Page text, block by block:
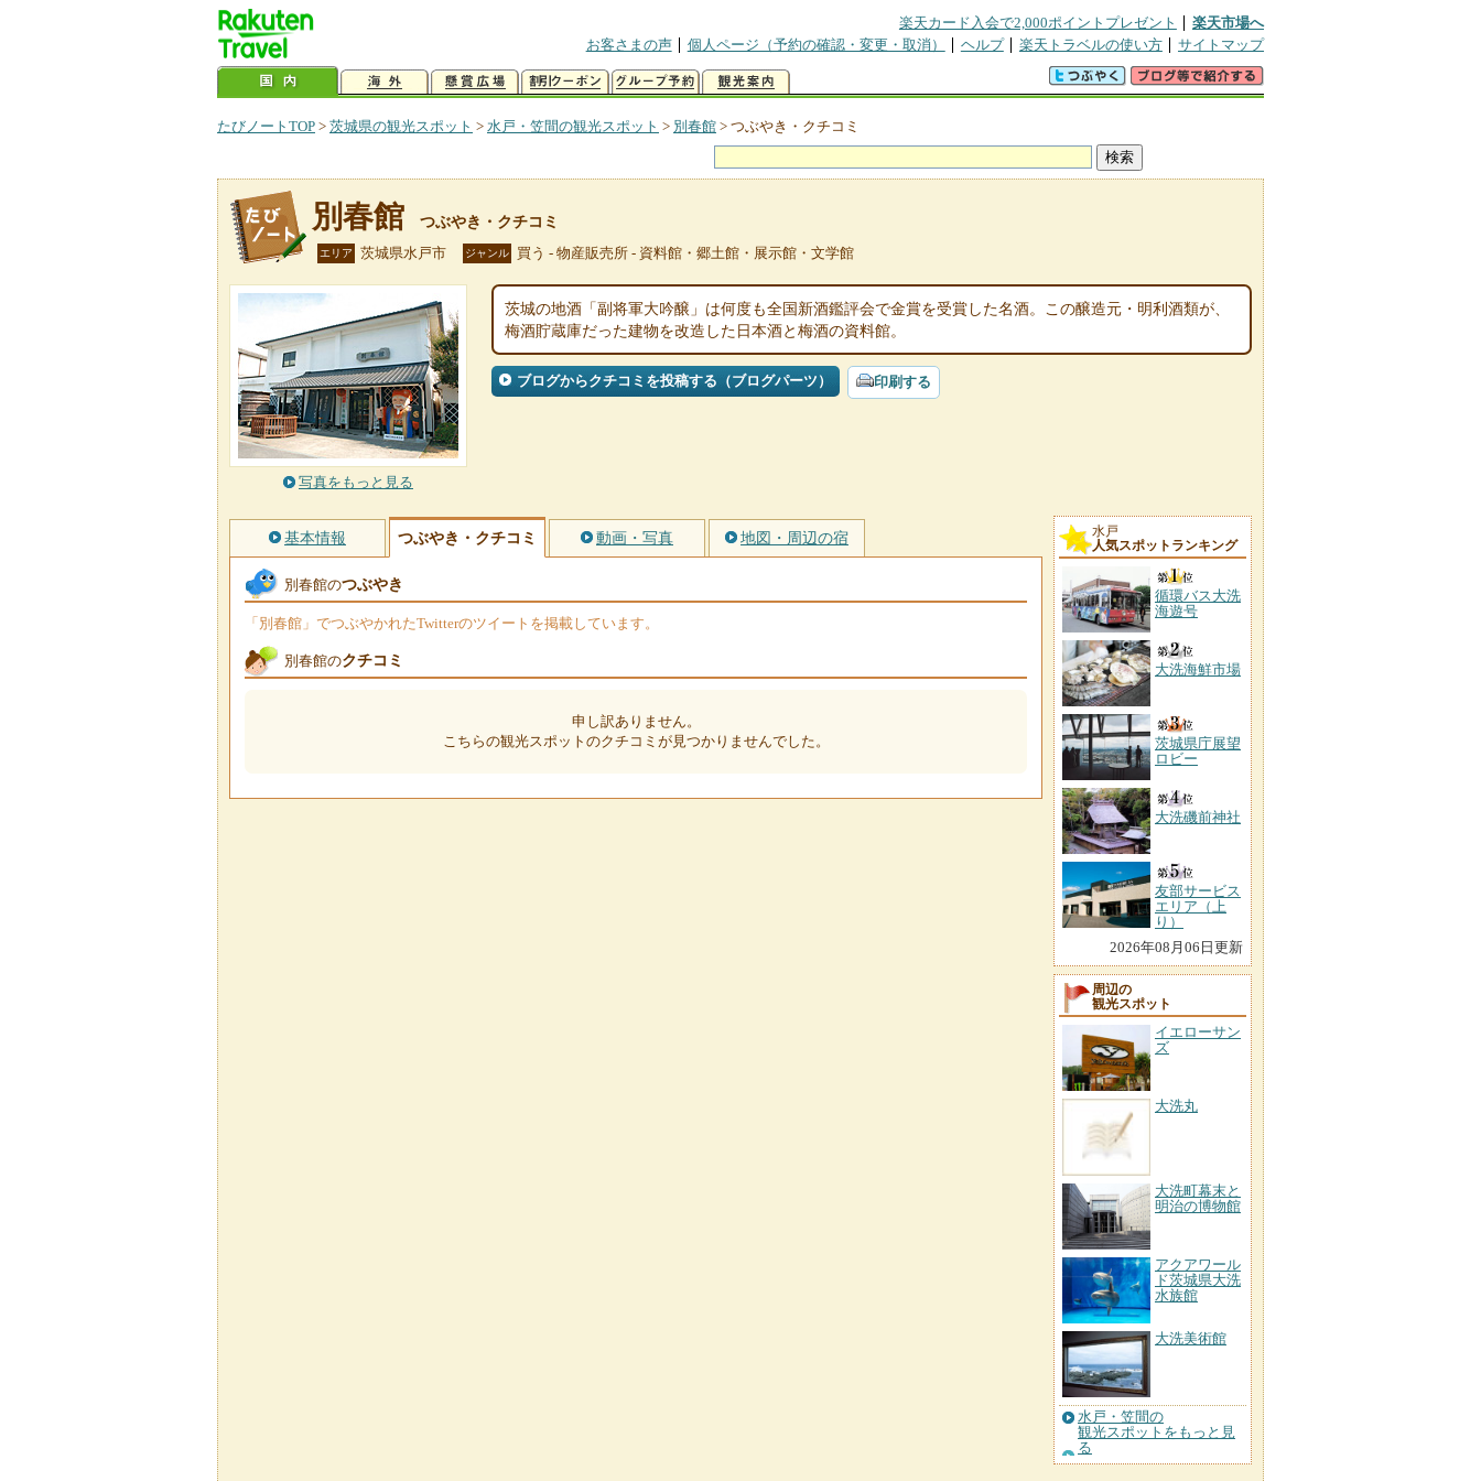
楽天カード入会で2,000ポイントプレゼント
楽天市場へ
お客さまの声
個人ページ（予約の確認・変更・取消） ヘルプ 楽天トラベルの使い方 サイトマップ
たびノートTOP > 茨城県の観光スポット > 水戸・笠間の観光スポット > 別春館 > つぶやき・クチコミ
別春館 つぶやき・クチコミ
エリア 茨城県水戸市 ジャンル 買う - 物産販売所 - 資料館・郷土館・展示館・文学館
写真をもっと見る
茨城の地酒「副将軍大吟醸」は何度も全国新酒鑑評会で金賞を受賞した名酒。この醸造元・明利酒類が、
梅酒貯蔵庫だった建物を改造した日本酒と梅酒の資料館。
ブログからクチコミを投稿する（ブログパーツ） 印刷する
基本情報 つぶやき・クチコミ 動画・写真 地図・周辺の宿
別春館のつぶやき
「別春館」でつぶやかれたTwitterのツイートを掲載しています。
別春館のクチコミ
申し訳ありません。
こちらの観光スポットのクチコミが見つかりませんでした。
水戸
人気スポットランキング
循環バス大洗
海遊号
大洗海鮮市場
茨城県庁展望
ロビー
大洗磯前神社
友部サービス
エリア（上
り）
2026年08月06日更新
周辺の
観光スポット
イエローサン
ズ
大洗丸
大洗町幕末と
明治の博物館
アクアワール
ド茨城県大洗
水族館
大洗美術館
水戸・笠間の
観光スポットをもっと見
る